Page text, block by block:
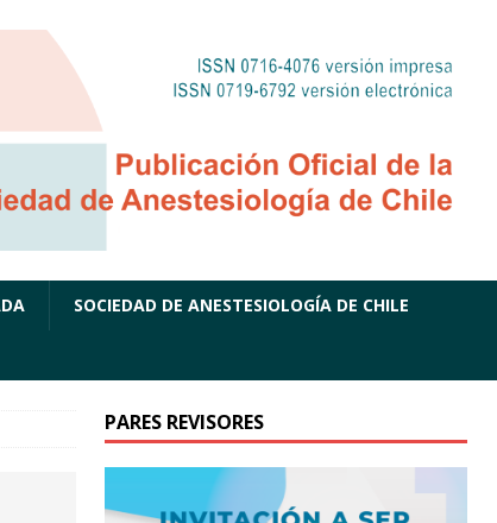
SOCIEDAD DE ANESTESIOLOGÍA DE CHILE
PARES REVISORES